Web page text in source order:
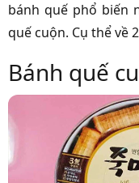
bánh quế phổ biến
quế cuộn. Cụ thể về
Bánh quế